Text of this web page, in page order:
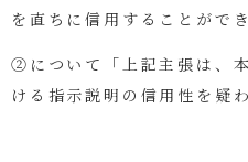
を直ちに信用することがで
②について「上記主張は、
ける指示説明の信用性を疑